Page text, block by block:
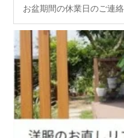
お盆期間の休業日のご連絡